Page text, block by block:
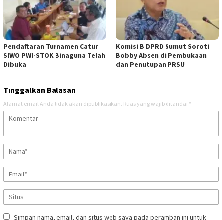
Pendaftaran Turnamen Catur
SIWO PWI-STOK Binaguna Telah
Dibuka
Komisi B DPRD Sumut Soroti
Bobby Absen di Pembukaan
dan Penutupan PRSU
Tinggalkan Balasan
Alamat email Anda tidak akan dipublikasikan. Ruas yang wajib ditandai *
Simpan nama, email, dan situs web saya pada peramban ini untuk